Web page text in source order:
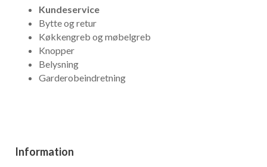
Kundeservice
Bytte og retur
Køkkengreb og møbelgreb
Knopper
Belysning
Garderobeindretning
Information